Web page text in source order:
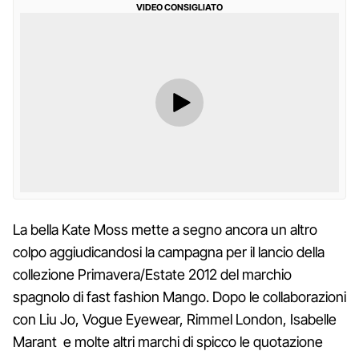
VIDEO CONSIGLIATO
La bella Kate Moss mette a segno ancora un altro
colpo aggiudicandosi la campagna per il lancio della
collezione Primavera/Estate 2012 del marchio
spagnolo di fast fashion Mango. Dopo le collaborazioni
con Liu Jo, Vogue Eyewear, Rimmel London, Isabelle
Marant e molte altri marchi di spicco le quotazione